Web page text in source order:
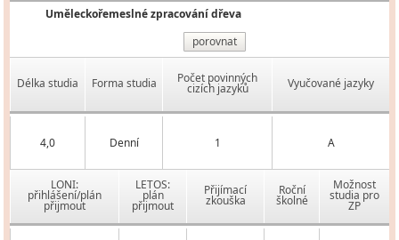
Uměleckořemeslné zpracování dřeva
porovnat
Délka studia Forma studia Počet povinných
cizích jazyků Vyučované jazyky
4,0 Denní 1 A
LONI:
přihlášení/plán
přijmout
LETOS:
plán
přijmout
Přijímací
zkouška
Roční
školné
Možnost
studia pro
ZP